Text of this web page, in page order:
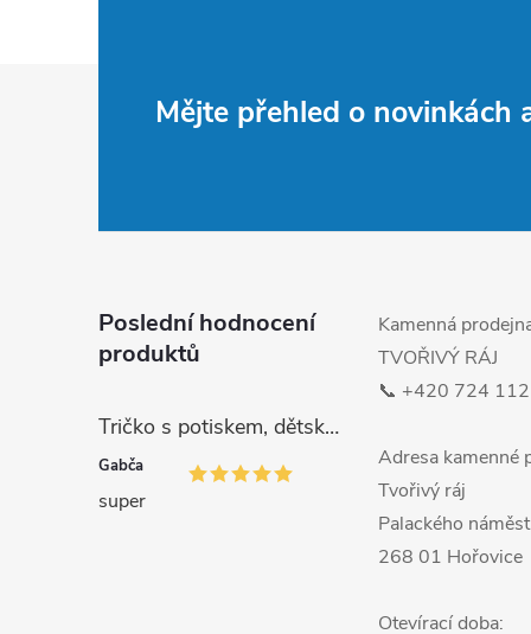
Mějte přehled o novinkách
Poslední hodnocení
produktů
Tričko s potiskem, dětské, MALÁ DRŽKATÁ HOLKA, 1 ks
Gabča
super
Kamenná
TVOŘIVÝ RÁJ
📞 +420 724
Adresa kamenné
Tvořivý ráj
Palackého
268 01 Hořovice
Otevírací doba: